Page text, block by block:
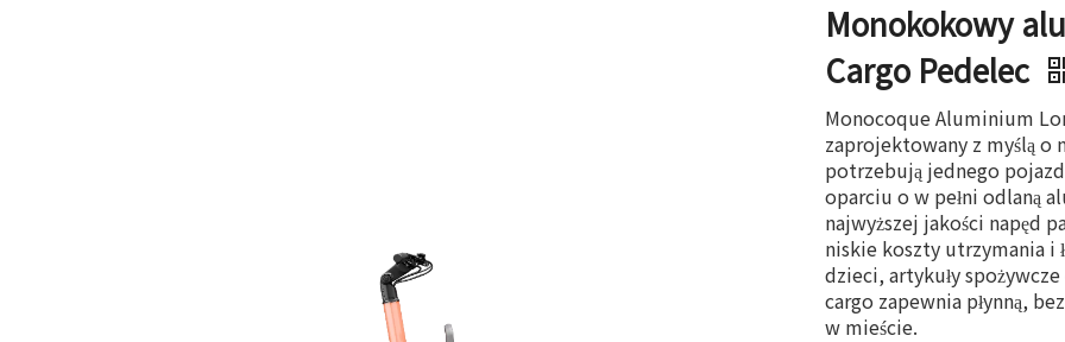
Monokokowy
Cargo Pedelec
Monocoque Aluminium
zaprojektowany z myślą
potrzebują jednego
oparciu o w pełni odlaną
najwyższej jakości napęd
niskie koszty utrzymania i
dzieci, artykuły
cargo zapewnia płynną,
w mieście.